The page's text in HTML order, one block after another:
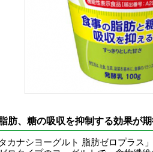
肪、糖の吸収を抑制する効果が
タカナシヨーグルト 脂肪ゼロプラス